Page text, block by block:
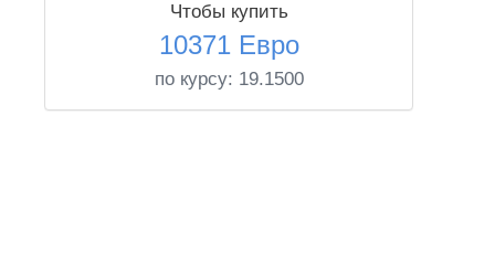
Чтобы купить
10371 Евро
по курсу: 19.1500